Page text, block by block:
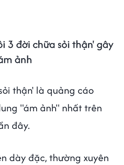
3 đời chữa sỏi thận' gây
ảnh
thận' là quảng cáo
"ám ảnh" nhất trên
đây.
dày đặc, thường xuyên